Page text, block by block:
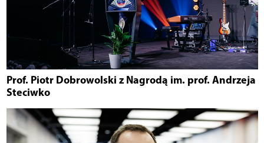
Prof. Piotr Dobrowolski z Nagrodą im. prof. Andrzeja
Steciwko